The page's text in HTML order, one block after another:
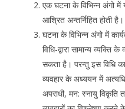
एक घटना के विभिन्न अंगो में
आश्रित अन्तर्निहित होती है।
घटना के विभिन्न अंगो में
विधि-द्वारा सामान्य
सकता है। परन्तु इस विधि
व्यवहार के अध्ययन में
अपराधी, मन: स्नायु विकृति